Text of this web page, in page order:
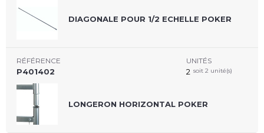
DIAGONALE POUR 1/2 ECHELLE POKER
RÉFÉRENCE
P401402
LONGERON HORIZONTAL POKER
UNITÉS
2 soit 2 unité(s)